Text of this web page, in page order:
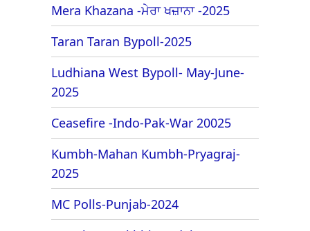
Mera Khazana -ਮੇਰਾ ਖਜ਼ਾਨਾ -2025
Taran Taran Bypoll-2025
Ludhiana West Bypoll- May-June-
2025
Ceasefire -Indo-Pak-War 20025
Kumbh-Mahan Kumbh-Pryagraj-
2025
MC Polls-Punjab-2024